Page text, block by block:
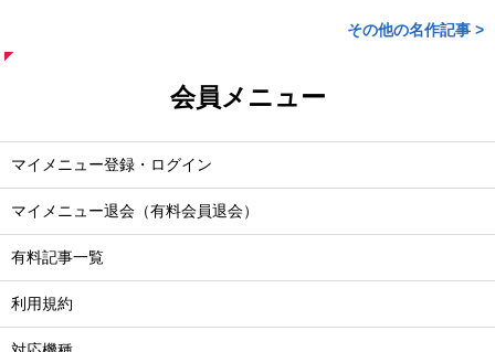
その他の名作記事 >
会員メニュー
マイメニュー登録・ログイン
マイメニュー退会（有料会員退会）
有料記事一覧
利用規約